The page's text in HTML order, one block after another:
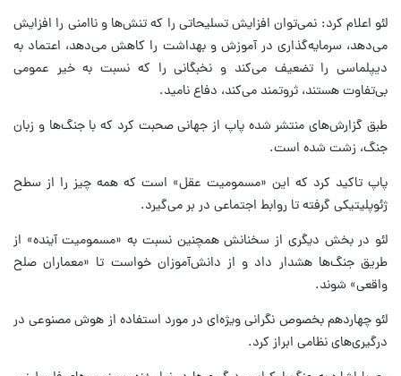
لئو اعلام کرد: نمی‌توان افزایش تسلیحاتی را که تنش‌ها و ناامنی را افزایش
می‌دهد، سرمایه‌گذاری در آموزش و بهداشت را کاهش می‌دهد، اعتماد به
دیپلماسی را تضعیف می‌کند و نخبگانی را که نسبت به خیر عمومی
بی‌تفاوت هستند، ثروتمند می‌کند، دفاع نامید.
طبق گزارش‌های منتشر شده پاپ از جهانی صحبت کرد که با جنگ‌ها و زبان
جنگ، زشت شده است.
پاپ تاکید کرد که این «مسمومیت عقل» است که همه چیز را از سطح
ژئوپلیتیکی گرفته تا روابط اجتماعی در بر می‌گیرد.
لئو در بخش دیگری از سخنانش همچنین نسبت به «مسمومیت آینده» از
طریق جنگ‌ها هشدار داد و از دانش‌آموزان خواست تا «معماران صلح
واقعی» شوند.
لئو چهاردهم بخصوص نگرانی ویژه‌ای در مورد استفاده از هوش مصنوعی در
درگیری‌های نظامی ابراز کرد.